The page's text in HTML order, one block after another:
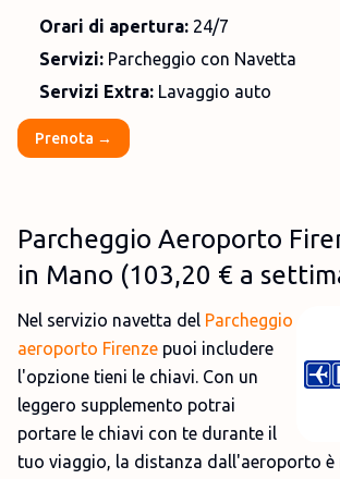
Orari di apertura: 24/7
Servizi: Parcheggio con Navetta
Servizi Extra: Lavaggio auto
Prenota →
Parcheggio Aeroporto
in Mano (103,20 € a
Nel servizio navetta del Parcheggio
aeroporto Firenze puoi includere
l'opzione tieni le chiavi. Con un
leggero supplemento potrai
portare le chiavi con te durante il
tuo viaggio, la distanza dall'aeroporto è